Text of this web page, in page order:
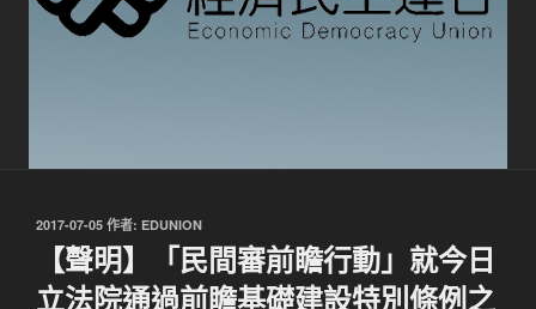
發
2017-07-05 作者: EDUNION
【聲明】「民間審前瞻行動」就今日
立法院通過前瞻基礎建設特別條例之